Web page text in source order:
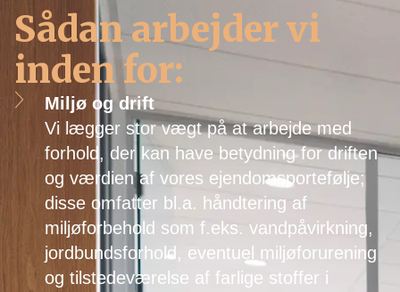
Sådan arbejder vi
inden for:
Miljø og drift
Vi lægger stor vægt på at arbejde med
forhold, der kan have betydning for driften
og værdien af vores ejendomsportefølje;
disse omfatter bl.a. håndtering af
miljøforbehold som f.eks. vandpåvirkning,
jordbundsforhold, eventuel miljøforurening
og tilstedeværelse af farlige stoffer i